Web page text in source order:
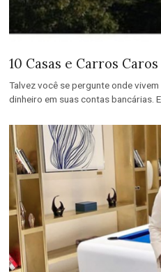
10 Casas e Carros
Talvez você se pergunte onde
dinheiro em suas contas bancárias. E